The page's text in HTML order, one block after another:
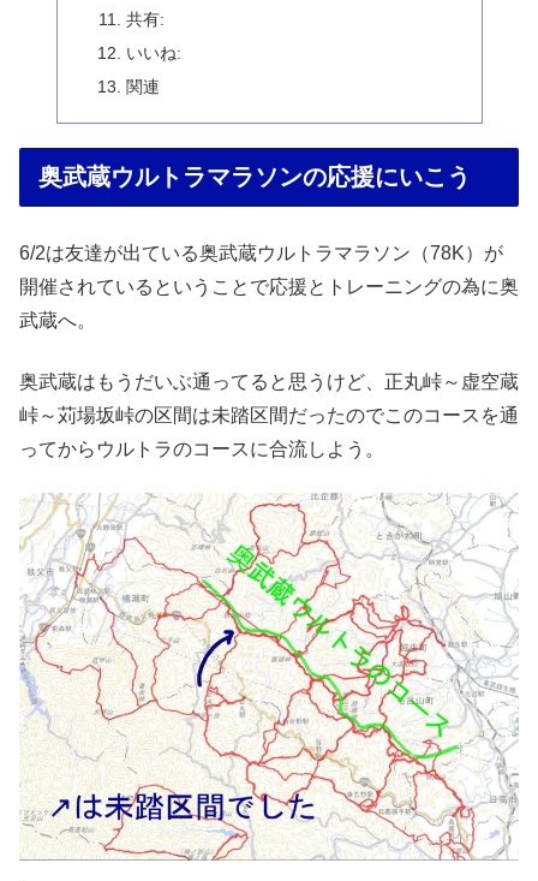
共有:
いいね:
関連
奥武蔵ウルトラマラソンの応援にいこう
6/2は友達が出ている奥武蔵ウルトラマラソン（78K）が
開催されているということで応援とトレーニングの為に奥
武蔵へ。
奥武蔵はもうだいぶ通ってると思うけど、正丸峠～虚空蔵
峠～苅場坂峠の区間は未踏区間だったのでこのコースを通
ってからウルトラのコースに合流しよう。